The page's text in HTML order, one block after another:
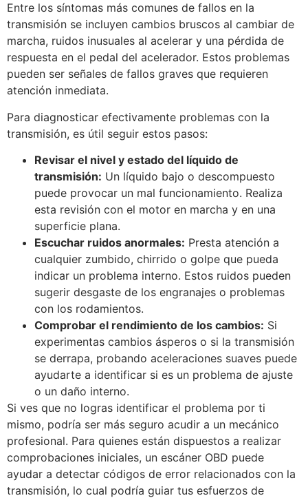
Entre los síntomas más comunes de fallos en la
transmisión se incluyen cambios bruscos al cambiar de
marcha, ruidos inusuales al acelerar y una pérdida de
respuesta en el pedal del acelerador. Estos problemas
pueden ser señales de fallos graves que requieren
atención inmediata.
Para diagnosticar efectivamente problemas con la
transmisión, es útil seguir estos pasos:
Revisar el nivel y estado del líquido de
transmisión: Un líquido bajo o descompuesto
puede provocar un mal funcionamiento. Realiza
esta revisión con el motor en marcha y en una
superficie plana.
Escuchar ruidos anormales: Presta atención a
cualquier zumbido, chirrido o golpe que pueda
indicar un problema interno. Estos ruidos pueden
sugerir desgaste de los engranajes o problemas
con los rodamientos.
Comprobar el rendimiento de los cambios: Si
experimentas cambios ásperos o si la transmisión
se derrapa, probando aceleraciones suaves puede
ayudarte a identificar si es un problema de ajuste
o un daño interno.
Si ves que no logras identificar el problema por ti
mismo, podría ser más seguro acudir a un mecánico
profesional. Para quienes están dispuestos a realizar
comprobaciones iniciales, un escáner OBD puede
ayudar a detectar códigos de error relacionados con la
transmisión, lo cual podría guiar tus esfuerzos de